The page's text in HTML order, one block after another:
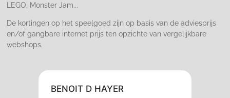
LEGO, Monster Jam...
De kortingen op het speelgoed zijn op basis van de adviesprijs
en/of gangbare internet prijs ten opzichte van vergelijkbare
webshops.